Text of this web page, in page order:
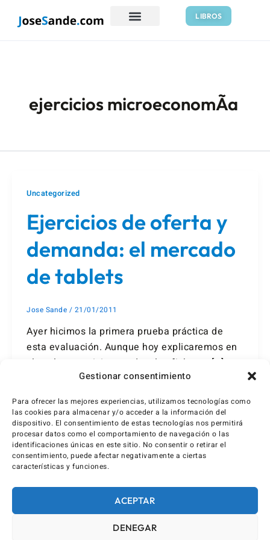
Gestionar consentimiento
Para ofrecer las mejores experiencias, utilizamos tecnologías como
las cookies para almacenar y/o acceder a la información del
dispositivo. El consentimiento de estas tecnologías nos permitirá
procesar datos como el comportamiento de navegación o las
identificaciones únicas en este sitio. No consentir o retirar el
consentimiento, puede afectar negativamente a ciertas
características y funciones.
ACEPTAR
DENEGAR
LIBROS
ejercicios microeconomÃ­a
Uncategorized
Ejercicios de oferta y
demanda: el mercado
de tablets
Jose Sande / 21/01/2011
Ayer hicimos la primera prueba práctica de
esta evaluación. Aunque hoy explicaremos en
clase los ejercicios, os dejo los ficheros […]